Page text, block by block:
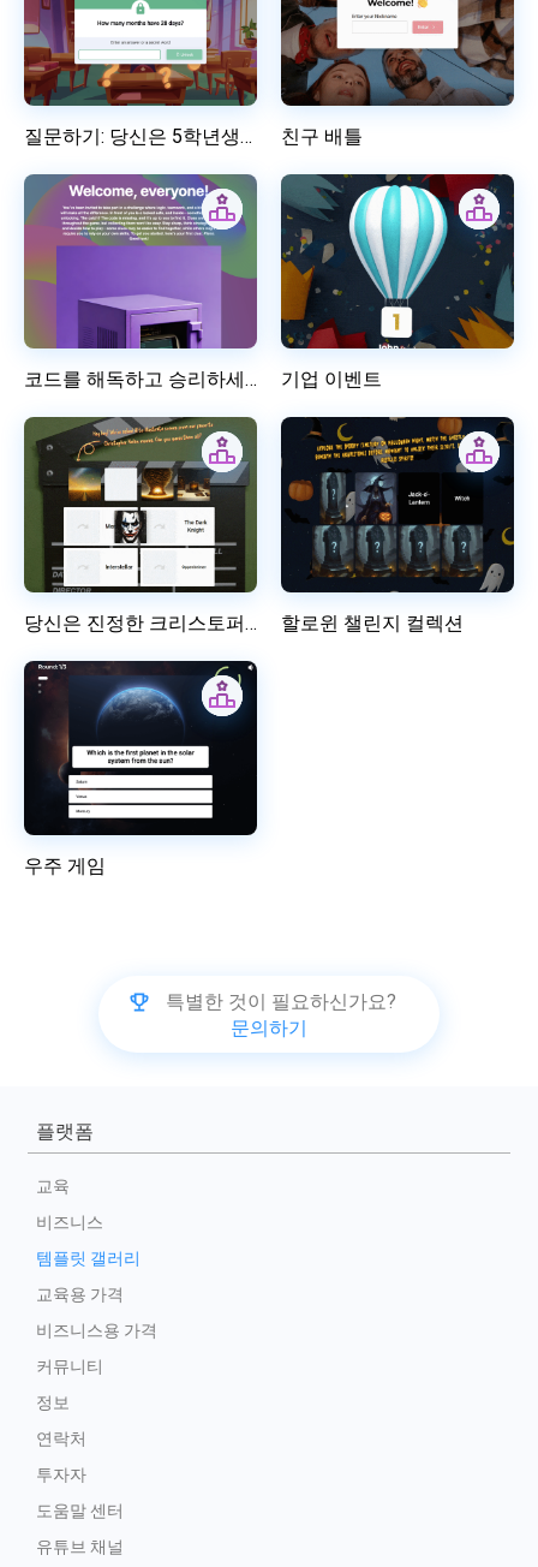
질문하기: 당신은 5학년생보다 더 똑똑한가요? 친구 배틀
코드를 해독하고 승리하세요 기업 이벤트
당신은 진정한 크리스토퍼 놀란 팬이신가요? 할로윈 챌린지 컬렉션
우주 게임
특별한 것이 필요하신가요?
문의하기
플랫폼
교육
비즈니스
템플릿 갤러리
교육용 가격
비즈니스용 가격
커뮤니티
정보
연락처
투자자
도움말 센터
유튜브 채널